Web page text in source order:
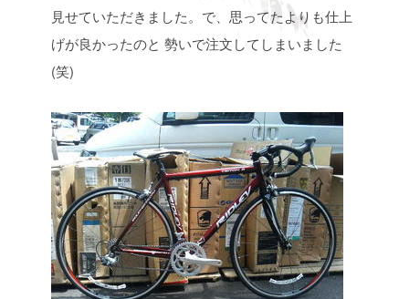
見せていただきました。で、思ってたよりも仕上
げが良かったのと 勢いで注文してしまいました
(笑)